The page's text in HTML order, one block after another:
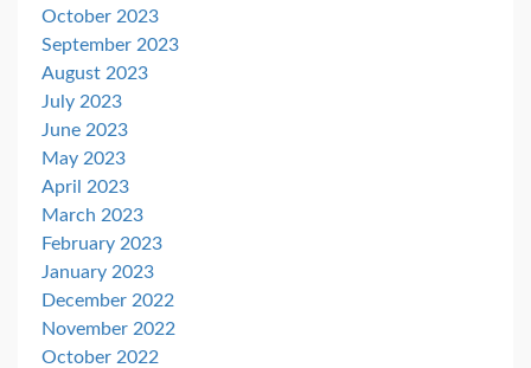
October 2023
September 2023
August 2023
July 2023
June 2023
May 2023
April 2023
March 2023
February 2023
January 2023
December 2022
November 2022
October 2022